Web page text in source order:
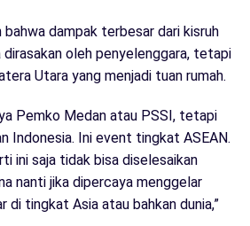
bahwa dampak terbesar dari kisruh
oleh penyelenggara, tetapi
Utara yang menjadi tuan rumah.
Pemko Medan atau PSSI, tetapi
Indonesia. Ini event tingkat ASEAN.
ini saja tidak bisa diselesaikan
nanti jika dipercaya menggelar
di tingkat Asia atau bahkan dunia,”